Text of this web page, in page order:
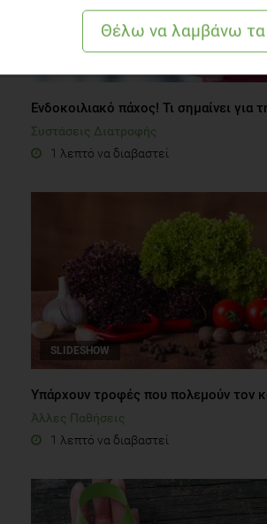
Eνδοκοιλιακό πάχος! Τι σημαίνει για
Συστάσεις Διατροφής
1 λεπτό να διαβαστεί
SLIDESHOW
Υπάρχουν τροφές που πολεμούν τον
Άλλες Παθήσεις
1 λεπτό να διαβαστεί